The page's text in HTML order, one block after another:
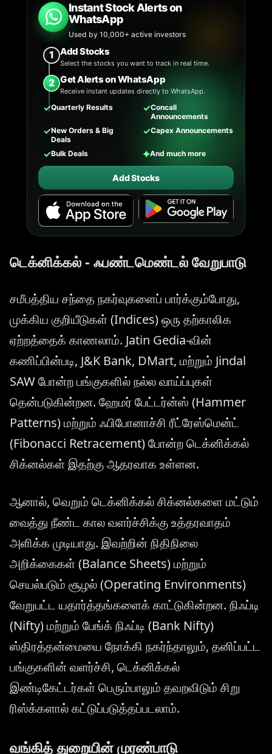
Instant Stock Alerts on
WhatsApp
Used by 10,000+ active investors
1 Add Stocks
Select the stocks you want to track in real time.
2 Get Alerts on WhatsApp
Receive instant updates directly to WhatsApp.
✓Quarterly Results ✓Concall
Announcements
✓New Orders & Big
Deals
✓Capex Announcements
✓Bulk Deals ✦And much more
Add Stocks
டெக்னிக்கல் - ஃபண்டமெண்டல் வேறுபாடு
சமீபத்திய சந்தை நகர்வுகளைப் பார்க்கும்போது,
முக்கிய குறியீடுகள் (Indices) ஒரு தற்காலிக
ஏற்றத்தைக் காணலாம். Jatin Gedia-வின்
கணிப்பின்படி, J&K Bank, DMart, மற்றும் Jindal
SAW போன்ற பங்குகளில் நல்ல வாய்ப்புகள்
தென்படுகின்றன. ஹேமர் பேட்டர்ன்ஸ் (Hammer
Patterns) மற்றும் ஃபிபோனாச்சி ரீட்ரேஸ்மென்ட்
(Fibonacci Retracement) போன்ற டெக்னிக்கல்
சிக்னல்கள் இதற்கு ஆதரவாக உள்ளன.
ஆனால், வெறும் டெக்னிக்கல் சிக்னல்களை மட்டும்
வைத்து நீண்ட கால வளர்ச்சிக்கு உத்தரவாதம்
அளிக்க முடியாது. இவற்றின் நிதிநிலை
அறிக்கைகள் (Balance Sheets) மற்றும்
செயல்படும் சூழல் (Operating Environments)
வேறுபட்ட யதார்த்தங்களைக் காட்டுகின்றன. நிஃப்டி
(Nifty) மற்றும் பேங்க் நிஃப்டி (Bank Nifty)
ஸ்திரத்தன்மையை நோக்கி நகர்ந்தாலும், தனிப்பட்ட
பங்குகளின் வளர்ச்சி, டெக்னிக்கல்
இண்டிகேட்டர்கள் பெரும்பாலும் தவறவிடும் சிறு
ரிஸ்க்களால் கட்டுப்படுத்தப்படலாம்.
வங்கித் துறையின் முரண்பாடு